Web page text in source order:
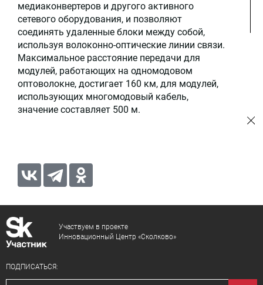
медиаконвертеров и другого активного
сетевого оборудования, и позволяют
соединять удаленные блоки между собой,
используя волоконно-оптические линии связи.
Максимальное расстояние передачи для
модулей, работающих на одномодовом
оптоволокне, достигает 160 км, для модулей,
использующих многомодовый кабель,
значение составляет 500 м.
Участвуем в проекте
Инновационный Центр «Сколково»
ПОДПИСАТЬСЯ: